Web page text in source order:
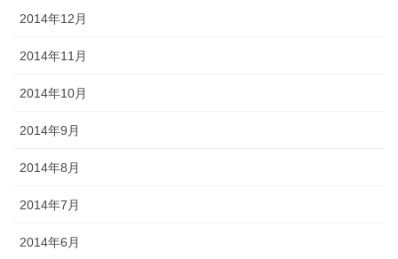
2014年12月
2014年11月
2014年10月
2014年9月
2014年8月
2014年7月
2014年6月